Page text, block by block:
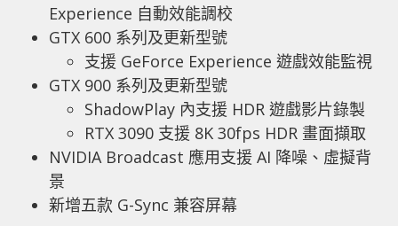
Experience 自動效能調校
GTX 600 系列及更新型號
支援 GeForce Experience 遊戲效能監視
GTX 900 系列及更新型號
ShadowPlay 內支援 HDR 遊戲影片錄製
RTX 3090 支援 8K 30fps HDR 畫面擷取
NVIDIA Broadcast 應用支援 AI 降噪、虛擬背
景
新增五款 G-Sync 兼容屏幕